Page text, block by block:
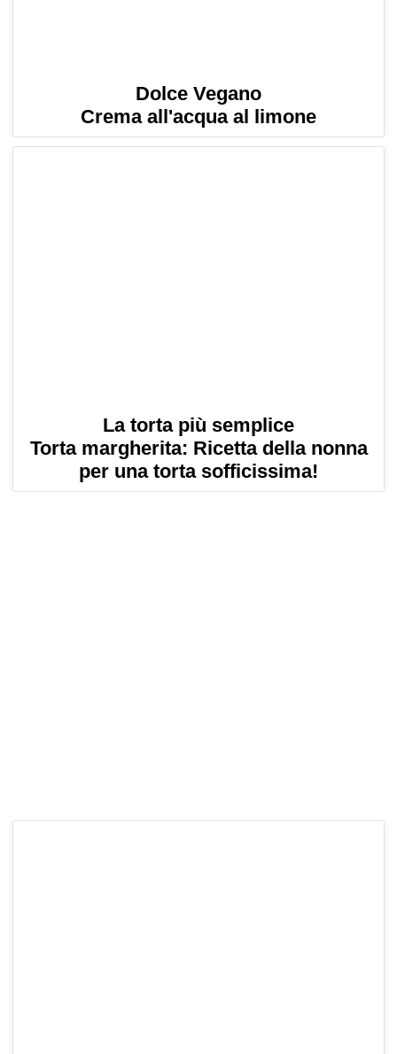
Dolce Vegano
Crema all'acqua al limone
La torta più semplice
Torta margherita: Ricetta della nonna
per una torta sofficissima!